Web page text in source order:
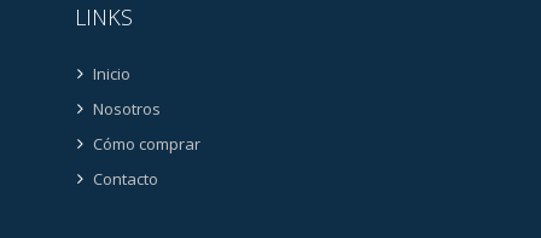
LINKS
Inicio
Nosotros
Cómo comprar
Contacto